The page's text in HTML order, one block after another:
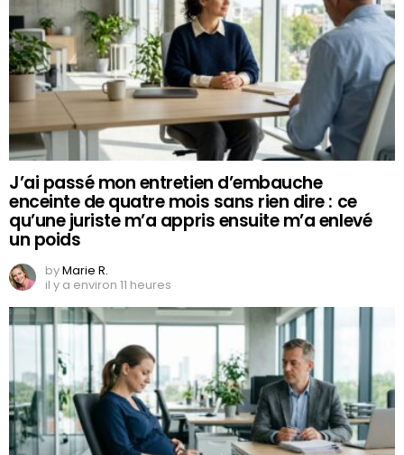
J’ai passé mon entretien d’embauche
enceinte de quatre mois sans rien dire : ce
qu’une juriste m’a appris ensuite m’a enlevé
un poids
byMarie R.
il y a environ 11 heures